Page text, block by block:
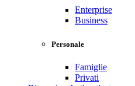
Enterprise
Business
Personale
Famiglie
Privati